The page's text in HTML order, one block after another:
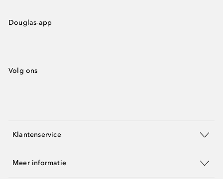
Douglas-app
Volg ons
Klantenservice
Meer informatie